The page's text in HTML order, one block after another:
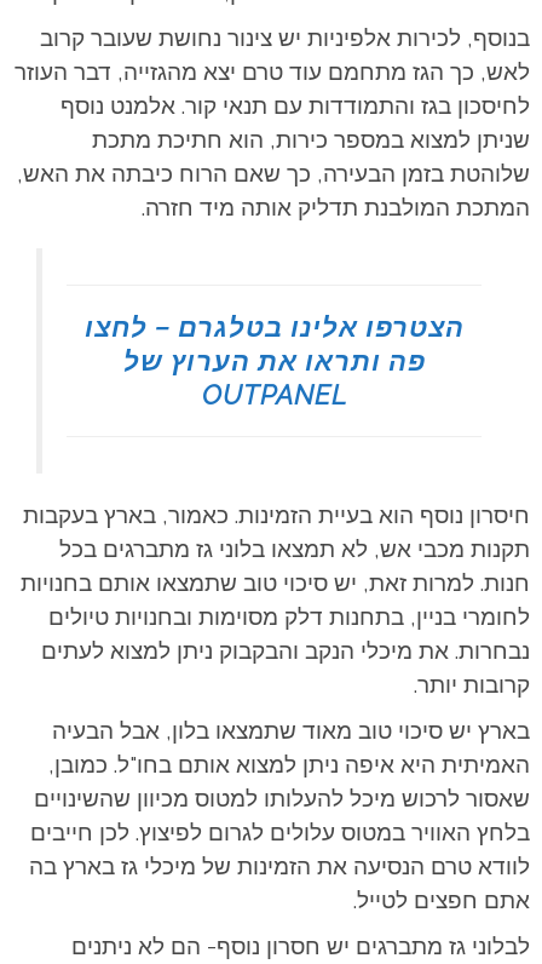
בנוסף, לכירות אלפיניות יש צינור נחושת שעובר קרוב
לאש, כך הגז מתחמם עוד טרם יצא מהגזייה, דבר העוזר
לחיסכון בגז והתמודדות עם תנאי קור. אלמנט נוסף
שניתן למצוא במספר כירות, הוא חתיכת מתכת
שלוהטת בזמן הבעירה, כך שאם הרוח כיבתה את האש,
המתכת המולבנת תדליק אותה מיד חזרה.
הצטרפו אלינו בטלגרם – לחצו
פה ותראו את הערוץ של
OUTPANEL
חיסרון נוסף הוא בעיית הזמינות. כאמור, בארץ בעקבות
תקנות מכבי אש, לא תמצאו בלוני גז מתברגים בכל
חנות. למרות זאת, יש סיכוי טוב שתמצאו אותם בחנויות
לחומרי בניין, בתחנות דלק מסוימות ובחנויות טיולים
נבחרות. את מיכלי הנקב והבקבוק ניתן למצוא לעתים
קרובות יותר.
בארץ יש סיכוי טוב מאוד שתמצאו בלון, אבל הבעיה
האמיתית היא איפה ניתן למצוא אותם בחו"ל. כמובן,
שאסור לרכוש מיכל להעלותו למטוס מכיוון שהשינויים
בלחץ האוויר במטוס עלולים לגרום לפיצוץ. לכן חייבים
לוודא טרם הנסיעה את הזמינות של מיכלי גז בארץ בה
אתם חפצים לטייל.
לבלוני גז מתברגים יש חסרון נוסף- הם לא ניתנים